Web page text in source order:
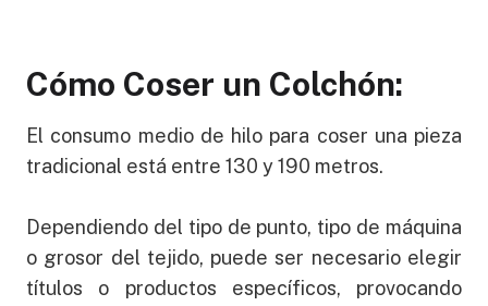
Cómo Coser un Colchón:
El consumo medio de hilo para coser una pieza
tradicional está entre 130 y 190 metros.
Dependiendo del tipo de punto, tipo de máquina
o grosor del tejido, puede ser necesario elegir
títulos o productos específicos, provocando